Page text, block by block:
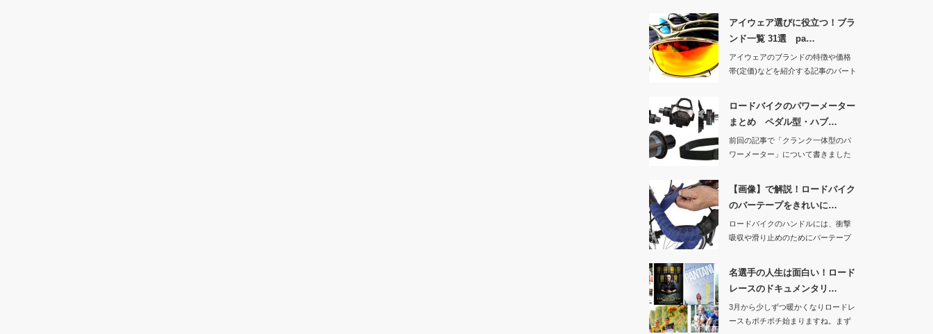
アイウェア選びに役立つ！ブラ
ンド一覧 31選 pa…
アイウェアのブランドの特徴や価格
帯(定価)などを紹介する記事のパート
ロードバイクのパワーメーター
まとめ ペダル型・ハブ…
前回の記事で「クランク一体型のパ
ワーメーター」について書きました
【画像】で解説！ロードバイク
のバーテープをきれいに…
ロードバイクのハンドルには、衝撃
吸収や滑り止めのためにバーテープ
名選手の人生は面白い！ロード
レースのドキュメンタリ…
3月から少しずつ暖かくなりロードレ
ースもボチボチ始まりますね。まず